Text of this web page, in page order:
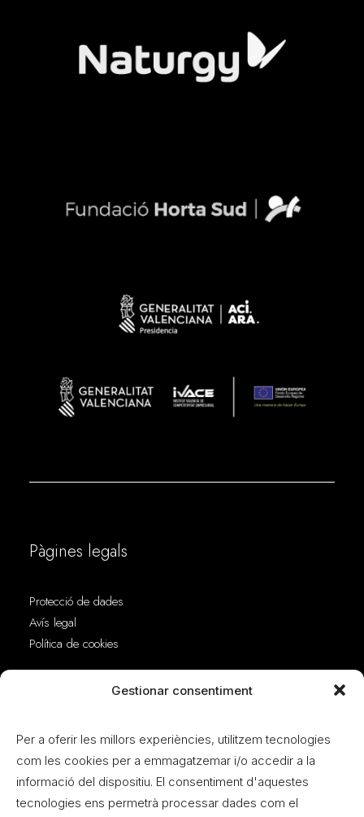
Gestionar consentiment
Per a oferir les millors experiències, utilitzem tecnologies
com les cookies per a emmagatzemar i/o accedir a la
informació del dispositiu. El consentiment d'aquestes
tecnologies ens permetrà processar dades com el
Pàgines legals
Protecció de dades
Avís legal
Política de cookies
C. José Luis Lazkanoiturburu Korkostegi, 14
46940 Manises
Valencia